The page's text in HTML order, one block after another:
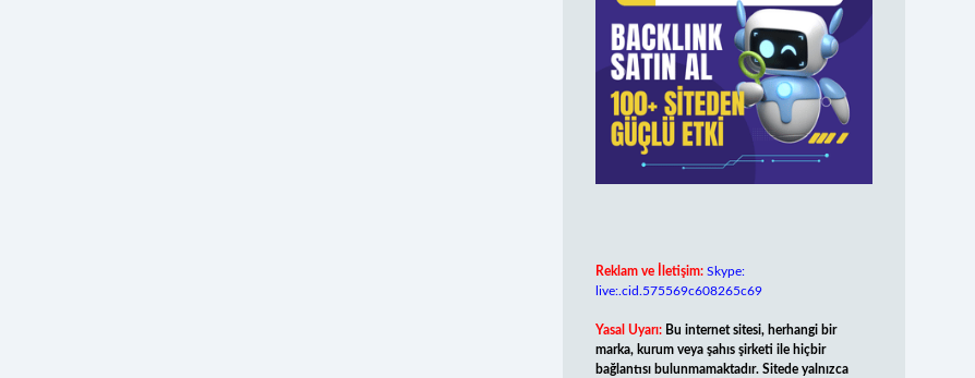
Reklam ve İletişim: Skype:
live:.cid.575569c608265c69
Yasal Uyarı: Bu internet sitesi, herhangi bir
marka, kurum veya şahıs şirketi ile hiçbir
bağlantısı bulunmamaktadır. Sitede yalnızca